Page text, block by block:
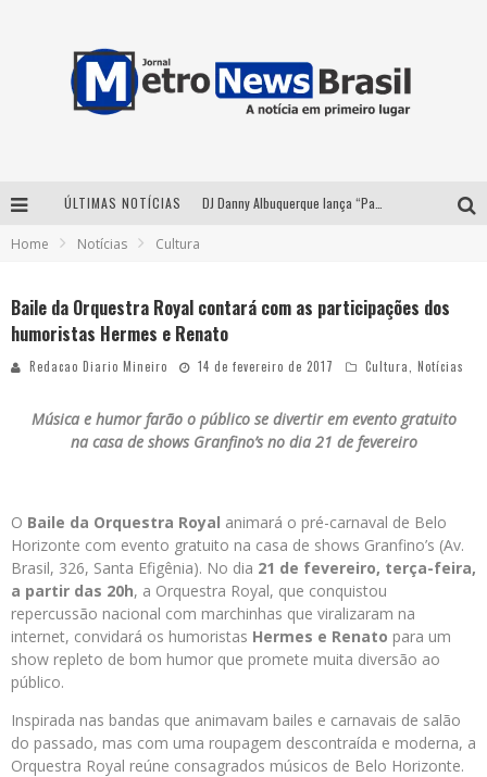
ÚLTIMAS NOTÍCIAS
Home Notícias Cultura
Baile da Orquestra Royal contará com as participações dos
humoristas Hermes e Renato
Redacao Diario Mineiro 14 de fevereiro de 2017 Cultura Notícias
Música e humor farão o público se divertir em evento gratuito
na casa de shows Granfino’s no dia 21 de fevereiro
O Baile da Orquestra Royal animará o pré-carnaval de Belo
Horizonte com evento gratuito na casa de shows Granfino’s (Av.
Brasil, 326, Santa Efigênia). No dia 21 de fevereiro, terça-feira,
a partir das 20h, a Orquestra Royal, que conquistou
repercussão nacional com marchinhas que viralizaram na
internet, convidará os humoristas Hermes e Renato para um
show repleto de bom humor que promete muita diversão ao
público.
Inspirada nas bandas que animavam bailes e carnavais de salão
do passado, mas com uma roupagem descontraída e moderna, a
Orquestra Royal reúne consagrados músicos de Belo Horizonte.